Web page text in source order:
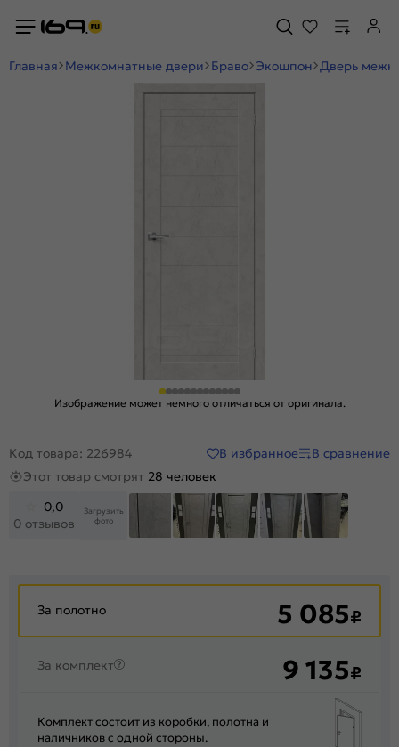
Главная Межкомнатные двери Браво Экошпон Дверь
Изображение может немного отличаться от оригинала.
Код товара: 226984 В избранное
В сравнение
Этот товар смотрят 28 человек
0,0
0 отзывов
Загрузить
фото
За полотно 5 085₽
За комплект 9 135₽
Комплект состоит из коробки, полотна и
наличников с одной стороны.